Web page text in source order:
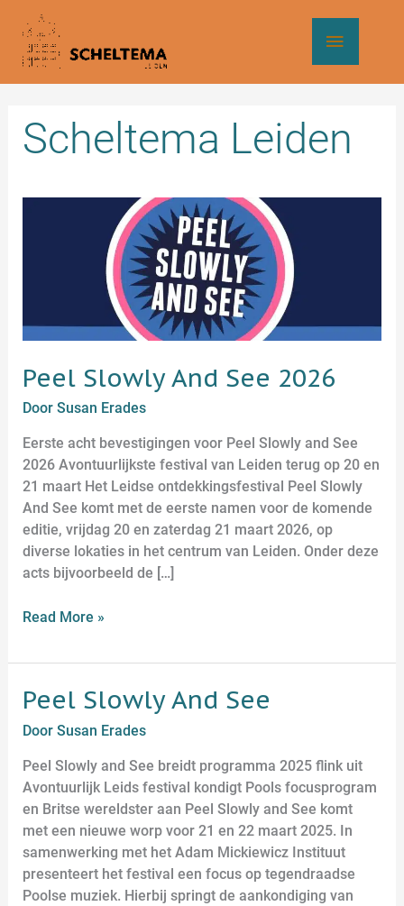
naar
Scheltema Leiden
Peel Slowly And See 2026
DoorSusan Erades
Eerste acht bevestigingen voor Peel Slowly and See
2026 Avontuurlijkste festival van Leiden terug op 20 en
21 maart Het Leidse ontdekkingsfestival Peel Slowly
And See komt met de eerste namen voor de komende
editie, vrijdag 20 en zaterdag 21 maart 2026, op
diverse lokaties in het centrum van Leiden. Onder deze
acts bijvoorbeeld de […]
Read More »
Peel Slowly And See
DoorSusan Erades
Peel Slowly and See breidt programma 2025 flink uit
Avontuurlijk Leids festival kondigt Pools focusprogram
en Britse wereldster aan Peel Slowly and See komt
met een nieuwe worp voor 21 en 22 maart 2025. In
samenwerking met het Adam Mickiewicz Instituut
presenteert het festival een focus op tegendraadse
Poolse muziek. Hierbij springt de aankondiging van
Peel
And
See